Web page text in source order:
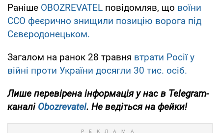
Раніше OBOZREVATEL повідомляв, що воїни
ССО феєрично знищили позицію ворога під
Сєвєродонецьком.
Загалом на ранок 28 травня втрати Росії у
війні проти України досягли 30 тис. осіб.
Лише перевірена інформація у нас в Telegram-
каналі Obozrevatel. Не ведіться на фейки!